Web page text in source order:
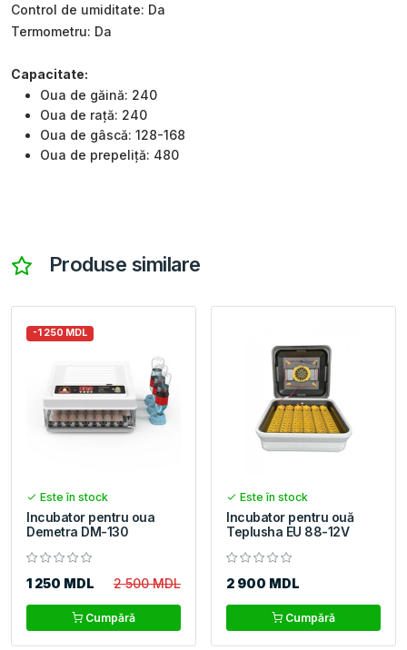
Control de umiditate: Da
Termometru: Da
Capacitate:
Oua de găină: 240
Oua de rață: 240
Oua de gâscă: 128-168
Oua de prepeliță: 480
Produse similare
-1 250 MDL
Este în stock
Incubator pentru oua
Demetra DM-130
1 250 MDL 2 500 MDL
Cumpără
Este în stock
Incubator pentru ouă
Teplusha EU 88-12V
2 900 MDL
Cumpără